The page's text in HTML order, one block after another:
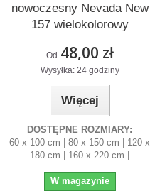
nowoczesny Nevada New
157 wielokolorowy
Od 48,00 zł
Wysyłka: 24 godziny
Więcej
DOSTĘPNE ROZMIARY:
60 x 100 cm | 80 x 150 cm | 120 x
180 cm | 160 x 220 cm |
W magazynie